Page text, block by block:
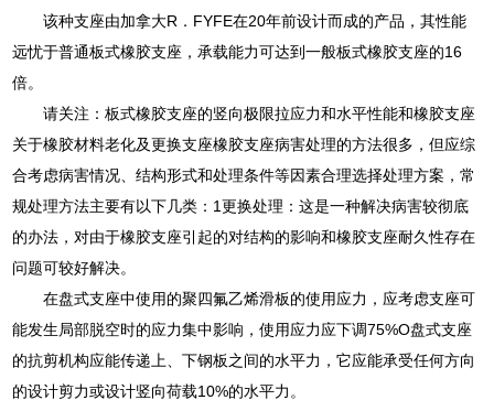
该种支座由加拿大R．FYFE在20年前设计而成的产品，其性能
远忧于普通板式橡胶支座，承载能力可达到一般板式橡胶支座的16
倍。
请关注：板式橡胶支座的竖向极限拉应力和水平性能和橡胶支座
关于橡胶材料老化及更换支座橡胶支座病害处理的方法很多，但应综
合考虑病害情况、结构形式和处理条件等因素合理选择处理方案，常
规处理方法主要有以下几类：1更换处理：这是一种解决病害较彻底
的办法，对由于橡胶支座引起的对结构的影响和橡胶支座耐久性存在
问题可较好解决。
在盘式支座中使用的聚四氟乙烯滑板的使用应力，应考虑支座可
能发生局部脱空时的应力集中影响，使用应力应下调75%O盘式支座
的抗剪机构应能传递上、下钢板之间的水平力，它应能承受任何方向
的设计剪力或设计竖向荷载10%的水平力。